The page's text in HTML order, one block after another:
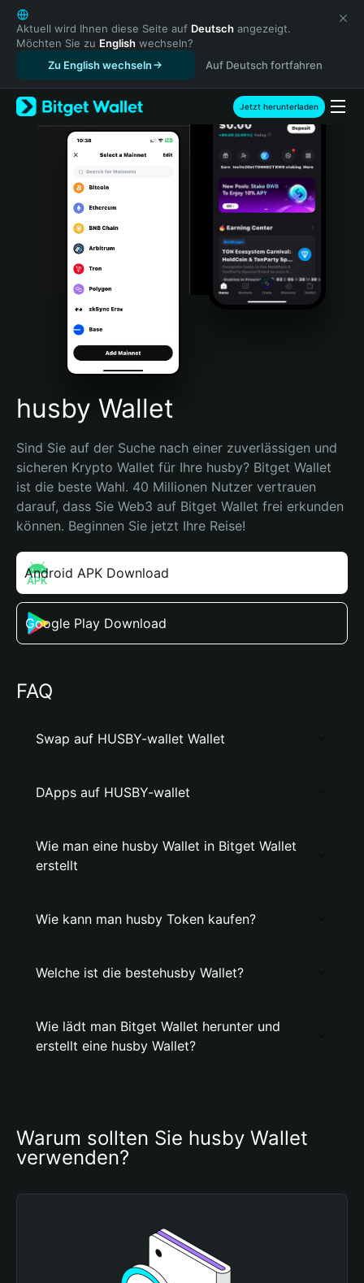
English
日本語
Tiếng Việt
Русский
Español (Latinoamérica)
Türkçe
Italiano
Português (Portugal)
Bahasa Indonesia
Português (Brasil)
Español (Argentina)
Aktuell wird Ihnen diese Seite auf Deutsch angezeigt.
Möchten Sie zu English wechseln?
Zu English wechseln
Auf Deutsch fortfahren
Jetzt herunterladen
husby Wallet
Sind Sie auf der Suche nach einer zuverlässigen und
sicheren Krypto Wallet für Ihre husby? Bitget Wallet
ist die beste Wahl. 40 Millionen Nutzer vertrauen
darauf, dass Sie Web3 auf Bitget Wallet frei erkunden
können. Beginnen Sie jetzt Ihre Reise!
Android APK Download
Google Play Download
FAQ
Swap auf HUSBY-wallet Wallet
DApps auf HUSBY-wallet
Wie man eine husby Wallet in Bitget Wallet
erstellt
Wie kann man husby Token kaufen?
Welche ist die bestehusby Wallet?
Wie lädt man Bitget Wallet herunter und
erstellt eine husby Wallet?
Warum sollten Sie husby Wallet
verwenden?